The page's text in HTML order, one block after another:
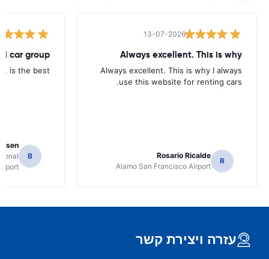
13-07-2026
Always excellent. This is why
Always excellent. This is why I always
use this website for renting cars.
R
Rosario Ricalde
Alamo San Francisco Airport
car group
is the best.
B
עזרה ויצירת קשר